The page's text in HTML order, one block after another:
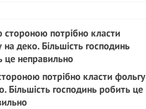
потрібно класти фольгу
Більшість господинь робить це